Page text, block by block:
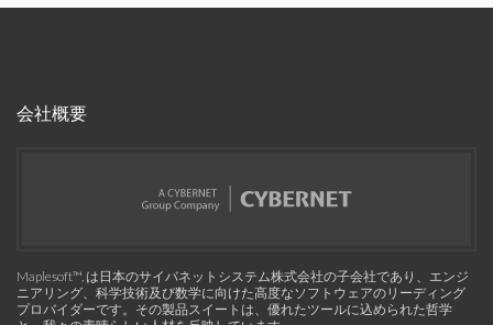
会社概要
Maplesoft™, は日本のサイバネットシステム株式会社の子会社であり、エンジ
ニアリング、科学技術及び数学に向けた高度なソフトウェアのリーディング
プロバイダーです。その製品スイートは、優れたツールに込められた哲学